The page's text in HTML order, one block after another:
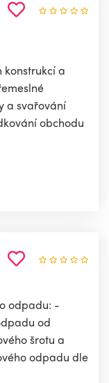
konstrukcí a
a svařování
obchodu
odpadu: -
od
šrotu a
odpadu dle